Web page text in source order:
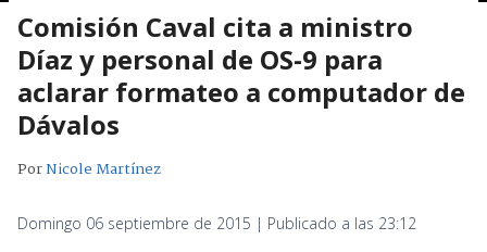
Comisión Caval cita a ministro
Díaz y personal de OS-9 para
aclarar formateo a computador de
Dávalos
PorNicole Martínez
Domingo 06 septiembre de 2015 | Publicado a las 23:12